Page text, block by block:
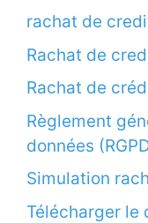
rachat de
Rachat de
Rachat de
Règlement
données
Simulation
Télécharger le